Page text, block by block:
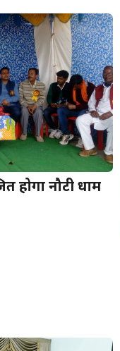
होगा नौटी धाम